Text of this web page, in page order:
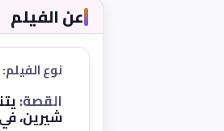
عن الفيلم
نوع الفيلم:
القصة:
شيرين،